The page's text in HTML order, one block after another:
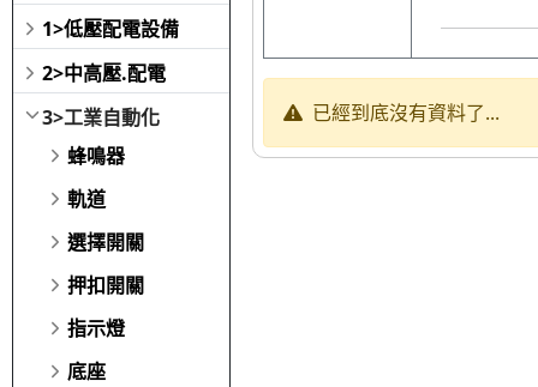
1>低壓配電設備
2>中高壓.配電
3>工業自動化
蜂鳴器
軌道
選擇開關
押扣開關
指示燈
底座
已經到底沒有資料了...